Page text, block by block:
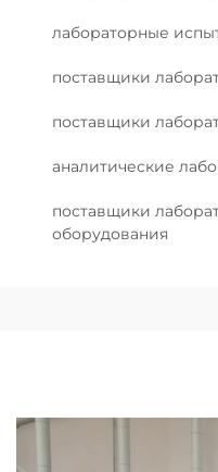
лабораторные
поставщики
поставщики
аналитические
поставщики
оборудования